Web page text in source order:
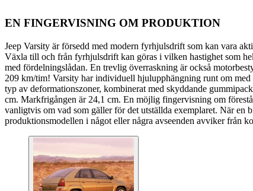
EN FINGERVISNING OM PRODUKTION
Jeep Varsity är försedd med modern fyrhjulsdrift som kan vara
Växla till och från fyrhjulsdrift kan göras i vilken hastighet som
med fördelningslådan. En trevlig överraskning är också
209 km/tim! Varsity har individuell hjulupphängning runt om med
typ av deformationszoner, kombinerat med skyddande
cm. Markfrigången är 24,1 cm. En möjlig fingervisning om
vanligtvis om vad som gäller för det utställda exemplaret. När
produktionsmodellen i något eller några avseenden avviker från